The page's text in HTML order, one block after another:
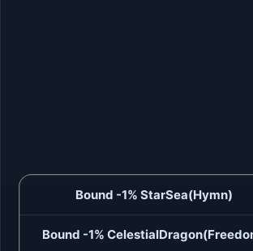
Bound -1% StarSea(Hymn)
Bound -1%